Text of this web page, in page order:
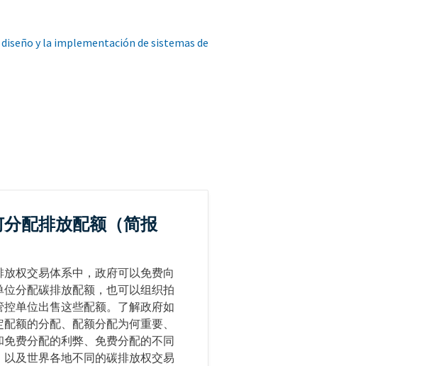
y la implementación de sistemas de
配排放配额（简报
放权交易体系中，政府可以免费向
位分配碳排放配额，也可以组织拍
控单位出售这些配额。了解政府如
配额的分配、配额分配为何重要、
免费分配的利弊、免费分配的不同
以及世界各地不同的碳排放权交易